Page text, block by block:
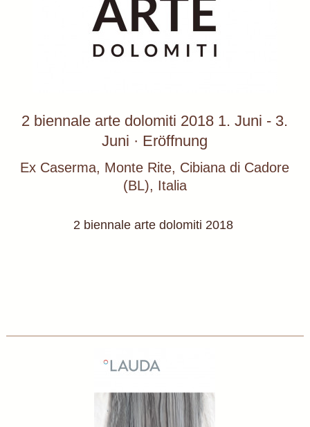
2 biennale arte dolomiti 2018 1. Juni - 3.
Juni · Eröffnung
Ex Caserma, Monte Rite, Cibiana di Cadore
(BL), Italia
2 biennale arte dolomiti 2018